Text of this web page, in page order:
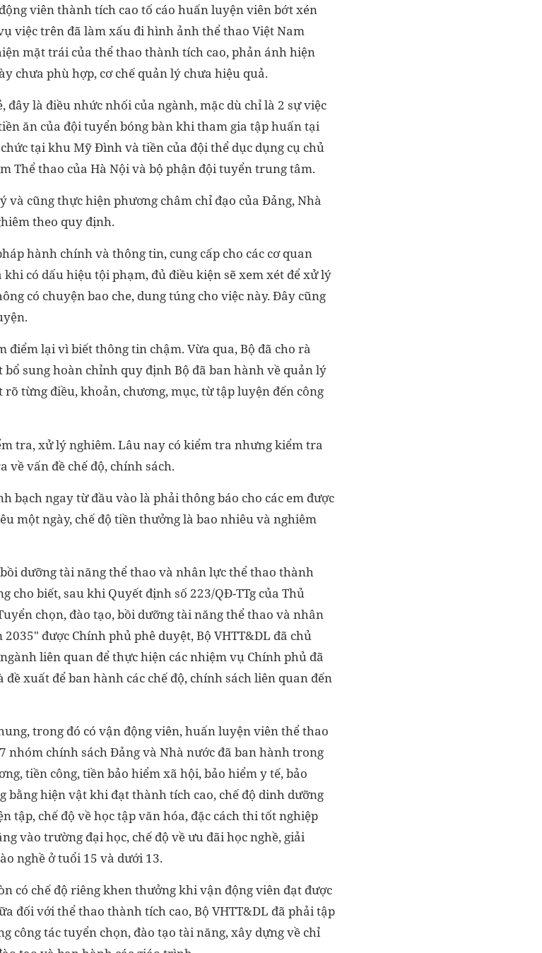
viên thành tích cao tố cáo huấn luyện viên bớt xén
việc trên đã làm xấu đi hình ảnh thể thao Việt Nam
mặt trái của thể thao thành tích cao, phản ánh hiện
chưa phù hợp, cơ chế quản lý chưa hiệu quả.
đây là điều nhức nhối của ngành, mặc dù chỉ là 2 sự việc
ăn của đội tuyển bóng bàn khi tham gia tập huấn tại
tại khu Mỹ Đình và tiền của đội thể dục dụng cụ chủ
Thể thao của Hà Nội và bộ phận đội tuyển trung tâm.
và cũng thực hiện phương châm chỉ đạo của Đảng, Nhà
theo quy định.
hành chính và thông tin, cung cấp cho các cơ quan
có dấu hiệu tội phạm, đủ điều kiện sẽ xem xét để xử lý
có chuyện bao che, dung túng cho việc này. Đây cũng
điểm lại vì biết thông tin chậm. Vừa qua, Bộ đã cho rà
bổ sung hoàn chỉnh quy định Bộ đã ban hành về quản lý
từng điều, khoản, chương, mục, từ tập luyện đến công
tra, xử lý nghiêm. Lâu nay có kiểm tra nhưng kiểm tra
về vấn đề chế độ, chính sách.
bạch ngay từ đầu vào là phải thông báo cho các em được
một ngày, chế độ tiền thưởng là bao nhiêu và nghiêm
dưỡng tài năng thể thao và nhân lực thể thao thành
cho biết, sau khi Quyết định số 223/QĐ-TTg của Thủ
chọn, đào tạo, bồi dưỡng tài năng thể thao và nhân
được Chính phủ phê duyệt, Bộ VHTT&DL đã chủ
liên quan để thực hiện các nhiệm vụ Chính phủ đã
xuất để ban hành các chế độ, chính sách liên quan đến
trong đó có vận động viên, huấn luyện viên thể thao
nhóm chính sách Đảng và Nhà nước đã ban hành trong
tiền công, tiền bảo hiểm xã hội, bảo hiểm y tế, bảo
bằng hiện vật khi đạt thành tích cao, chế độ dinh dưỡng
tập, chế độ về học tập văn hóa, đặc cách thi tốt nghiệp
vào trường đại học, chế độ về ưu đãi học nghề, giải
nghề ở tuổi 15 và dưới 13.
có chế độ riêng khen thưởng khi vận động viên đạt được
đối với thể thao thành tích cao, Bộ VHTT&DL đã phải tập
công tác tuyển chọn, đào tạo tài năng, xây dựng về chỉ